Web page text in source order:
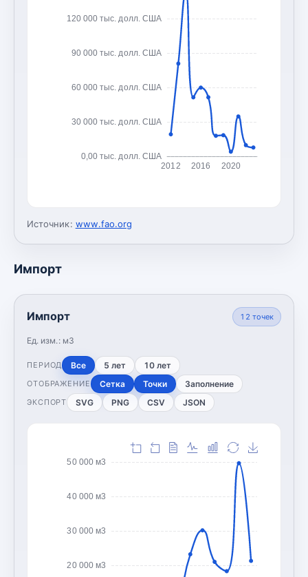
0,00 тыс. долл. США
30 000 тыс. долл. США
60 000 тыс. долл. США
90 000 тыс. долл. США
120 000 тыс. долл. США
2012 2016 2020
Источник: www.fao.org
Импорт
Импорт
Ед. изм.: м3
12 точек
ПЕРИОД Все 5 лет 10 лет
ОТОБРАЖЕНИЕ Сетка Точки Заполнение
ЭКСПОРТ SVG PNG CSV JSON
20 000 м3
30 000 м3
40 000 м3
50 000 м3